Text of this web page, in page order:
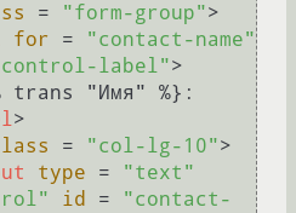
= "form-group">
for =
"contact-name"
label">
>
= "col-lg-10">
type =
"text"
id =
"contact-